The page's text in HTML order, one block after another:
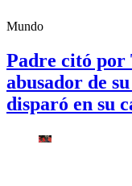
Mundo
Padre citó por
abusador de
disparó en su